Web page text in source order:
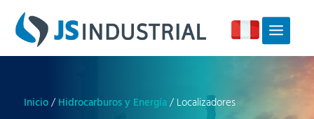
Inicio/Hidrocarburos y Energía/ Localizadores